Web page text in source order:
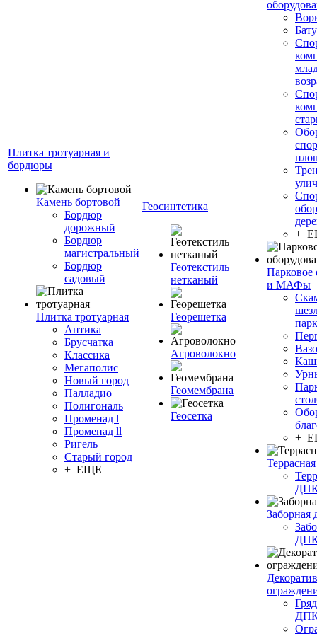
Плитка тротуарная и
бордюры
Камень бортовой
Бордюр
дорожный
Бордюр
магистральный
Бордюр
садовый
Плитка тротуарная
Антика
Брусчатка
Классика
Мегаполис
Новый город
Палладио
Полигональ
Променад l
Променад ll
Ригель
Старый город
+ ЕЩЕ
Геосинтетика
Геотекстиль
нетканый
Георешетка
Агроволокно
Геомембрана
Геосетка
+
Парковое
и МАФы
+
Заборная